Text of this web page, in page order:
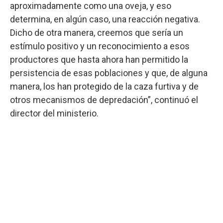
aproximadamente como una oveja, y eso
determina, en algún caso, una reacción negativa.
Dicho de otra manera, creemos que sería un
estímulo positivo y un reconocimiento a esos
productores que hasta ahora han permitido la
persistencia de esas poblaciones y que, de alguna
manera, los han protegido de la caza furtiva y de
otros mecanismos de depredación”, continuó el
director del ministerio.